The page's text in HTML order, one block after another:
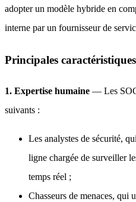
adopter un modèle hybride en
interne par un fournisseur de
Principales
1. Expertise humaine — Les
suivants :
Les analystes de sécurité,
ligne chargée de surveiller
temps réel ;
Chasseurs de menaces, qui